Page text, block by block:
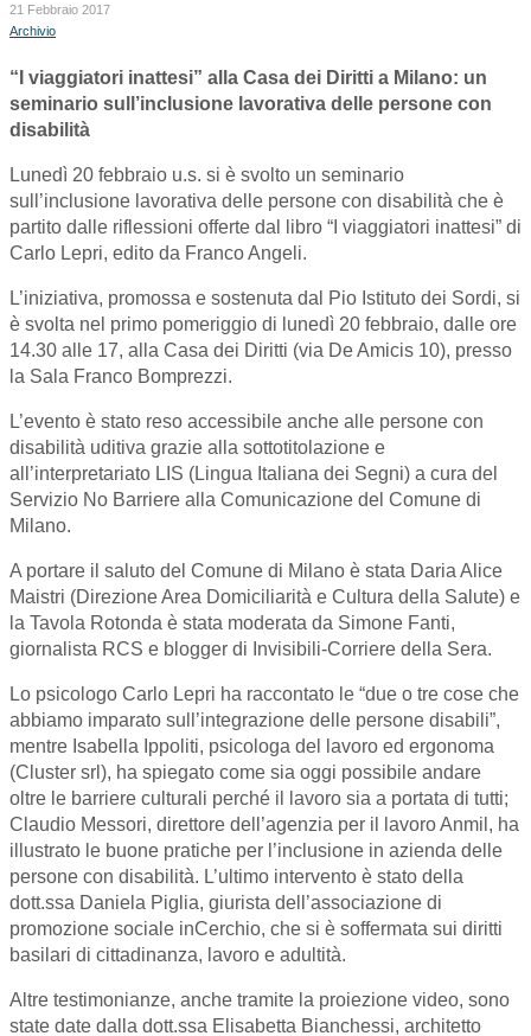
21 Febbraio 2017
Archivio
“I viaggiatori inattesi” alla Casa dei Diritti a Milano: un
seminario sull’inclusione lavorativa delle persone con
disabilità
Lunedì 20 febbraio u.s. si è svolto un seminario
sull’inclusione lavorativa delle persone con disabilità che è
partito dalle riflessioni offerte dal libro “I viaggiatori inattesi” di
Carlo Lepri, edito da Franco Angeli.
L’iniziativa, promossa e sostenuta dal Pio Istituto dei Sordi, si
è svolta nel primo pomeriggio di lunedì 20 febbraio, dalle ore
14.30 alle 17, alla Casa dei Diritti (via De Amicis 10), presso
la Sala Franco Bomprezzi.
L’evento è stato reso accessibile anche alle persone con
disabilità uditiva grazie alla sottotitolazione e
all’interpretariato LIS (Lingua Italiana dei Segni) a cura del
Servizio No Barriere alla Comunicazione del Comune di
Milano.
A portare il saluto del Comune di Milano è stata Daria Alice
Maistri (Direzione Area Domiciliarità e Cultura della Salute) e
la Tavola Rotonda è stata moderata da Simone Fanti,
giornalista RCS e blogger di Invisibili-Corriere della Sera.
Lo psicologo Carlo Lepri ha raccontato le “due o tre cose che
abbiamo imparato sull’integrazione delle persone disabili”,
mentre Isabella Ippoliti, psicologa del lavoro ed ergonoma
(Cluster srl), ha spiegato come sia oggi possibile andare
oltre le barriere culturali perché il lavoro sia a portata di tutti;
Claudio Messori, direttore dell’agenzia per il lavoro Anmil, ha
illustrato le buone pratiche per l’inclusione in azienda delle
persone con disabilità. L’ultimo intervento è stato della
dott.ssa Daniela Piglia, giurista dell’associazione di
promozione sociale inCerchio, che si è soffermata sui diritti
basilari di cittadinanza, lavoro e adultità.
Altre testimonianze, anche tramite la proiezione video, sono
state date dalla dott.ssa Elisabetta Bianchessi, architetto